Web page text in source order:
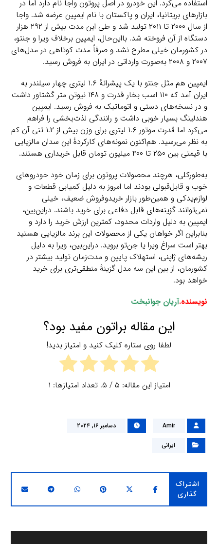
استفاده می‌کرد. این خودرو در اصل پروتون واجا نام دارد اما در
بازارهای بریتانیا، ایران و پاکستان با نام ایمپین عرضه شد. واجا
از سال ۲۰۰۰ تا ۲۰۱۱ تولید شد و طی این مدت بیش از ۲۹۲ هزار
دستگاه از آن فروخته شد. بااین‌حال، ایمپین برخلاف ویرا و جنتو،
در کشورمان خیلی مطرح نشد و صرفاً مدت کوتاهی در مدل‌های
۲۰۰۷ و ۲۰۰۸ به‌صورت وارداتی در ایران به فروش رسید.
ایمپین هم مثل جنتو با یک پیشرانهٔ ۱.۶ لیتری چهار سیلندر به
ایران آمد که ۱۱۰ اسب بخار قدرت و ۱۴۸ نیوتن متر گشتاور داشت
و در نسخه‌های دستی و اتوماتیک به فروش رسید. ایمپین
هندلینگ بسیار خوبی داشت و رانندگی لذت‌بخشی را فراهم
می‌کرد اما قدرت موتور ۱.۶ لیتری برای وزن بیش از ۱.۲ تنی آن کم
به نظر می‌رسید. هم‌اکنون نمونه‌های کارکردهٔ این سدان مالزیایی
با قیمتی بین ۲۵۰ تا ۴۰۰ میلیون تومان قابل خریداری هستند.
به‌طورکلی، هرچند محصولات پروتون برای زمان خود خودروهای
خوب و قابل‌قبولی بودند اما امروز به دلیل کمیابی قطعات و
لوازم‌یدکی و همین‌طور بازار خریدوفروش ضعیف، خیلی
نمی‌توانند گزینه‌های قابل دفاعی برای خرید باشند. دراین‌بین،
ایمپین به دلیل واردات محدود، کمترین ارزش خرید را دارد و
بنابراین اگر خواهان یکی از محصولات این برند مالزیایی هستید
بهتر است سراغ ویرا یا جن‌تو بروید. دراین‌بین، ویرا به دلیل
ریشه‌های ژاپنی، استهلاک پایین و مدت‌زمان تولید بیشتر در
کشورمان، از بین این سه مدل گزینهٔ منطقی‌تری برای خرید
خواهد بود.
نویسنده.آریان جوانبخت
این مقاله براتون مفید بود؟
لطفا روی ستاره کلیک کنید و امتیاز بدید!
امتیاز این مقاله: ۵ / ۵. تعداد امتیازها: ۱
Amir دسامبر ۱۶, ۲۰۲۴
ایرانی